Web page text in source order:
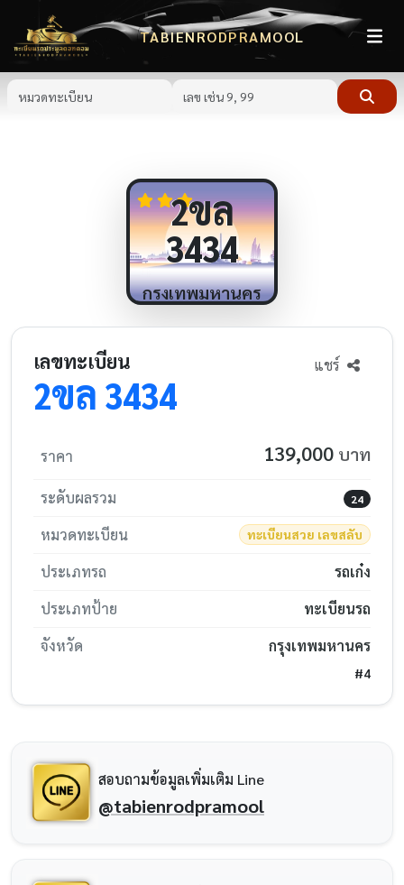
TABIENRODPRAMOOL
2ขล
3434
กรุงเทพมหานคร
เลขทะเบียน
2ขล 3434
แชร์
ราคา 139,000 บาท
ระดับผลรวม 24
หมวดทะเบียน ทะเบียนสวย เลขสลับ
ประเภทรถ
รถเก๋ง
ประเภทป้าย
ทะเบียนรถ
จังหวัด
กรุงเทพมหานคร
#4
สอบถามข้อมูลเพิ่มเติม Line
@tabienrodpramool